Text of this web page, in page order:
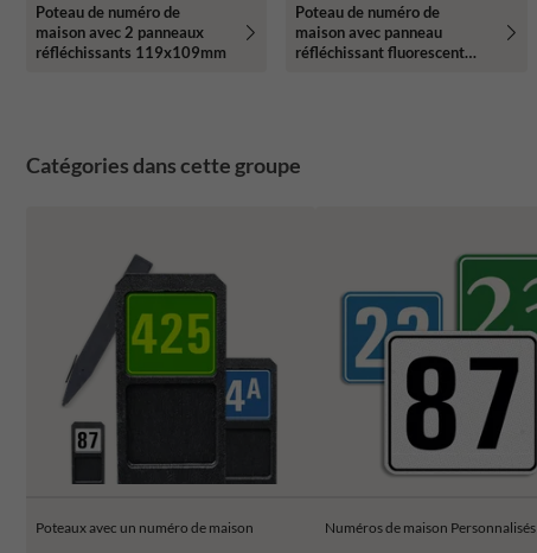
Poteau de numéro de
maison avec 2 panneaux
réfléchissants 119x109mm
Poteau de numéro de
maison avec panneau
réfléchissant fluorescent
Catégories dans cette groupe
Poteaux avec un numéro de maison Numéros de maison Personnalisés